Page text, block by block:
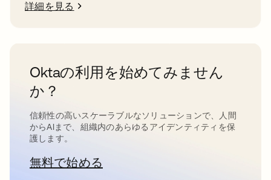
詳細を見る
Oktaの利用を始めてみません
か？
信頼性の高いスケーラブルなソリューションで、人間
からAIまで、組織内のあらゆるアイデンティティを保
護します。
無料で始める新しいタブで開く